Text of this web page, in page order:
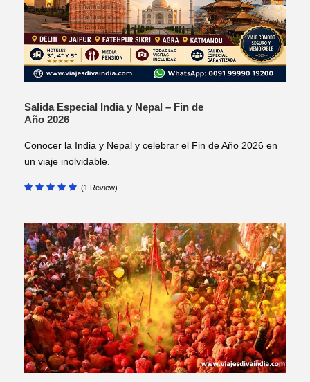
Salida Especial India y Nepal – Fin de
Año 2026
Conocer la India y Nepal y celebrar el Fin de Año 2026 en
un viaje inolvidable.
(1 Review)